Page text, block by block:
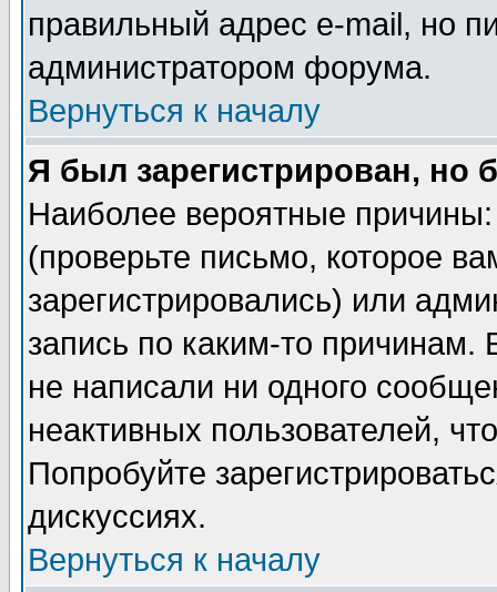
правильный адрес e-mail, но
администратором форума.
Вернуться к началу
Я был зарегистрирован, но
Наиболее вероятные
(проверьте письмо, которое
зарегистрировались) или
запись по каким-то
не написали ни одного
неактивных пользователей,
Попробуйте
дискуссиях.
Вернуться к началу